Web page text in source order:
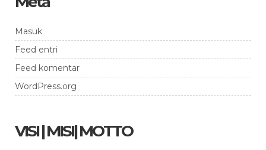
Masuk
Feed entri
Feed komentar
WordPress.org
VISI | MISI| MOTTO